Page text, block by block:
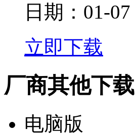
日期：01-07
立即下载
厂商其他下载
电脑版